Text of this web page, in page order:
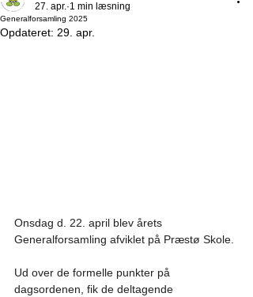
Generalforsamling 2025
27. apr. 1 min læsning
Opdateret: 29. apr.
Onsdag d. 22. april blev årets
Generalforsamling afviklet på Præstø Skole.
Ud over de formelle punkter på
dagsordenen, fik de deltagende